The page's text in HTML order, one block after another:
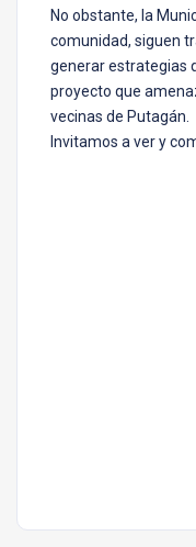
No obstante, la
comunidad, siguen
generar estrategias
proyecto que
vecinas de Putagán.
Invitamos a ver y